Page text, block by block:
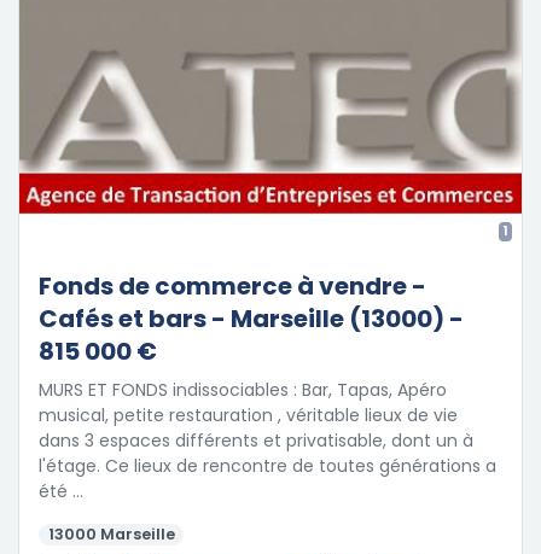
1
Fonds de commerce à vendre -
Cafés et bars - Marseille (13000) -
815 000 €
MURS ET FONDS indissociables : Bar, Tapas, Apéro
musical, petite restauration , véritable lieux de vie
dans 3 espaces différents et privatisable, dont un à
l'étage. Ce lieux de rencontre de toutes générations a
été …
13000 Marseille